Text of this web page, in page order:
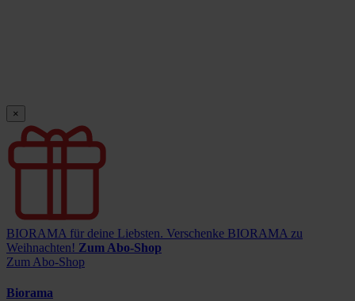
×
BIORAMA für deine Liebsten. Verschenke BIORAMA zu
Weihnachten! Zum Abo-Shop
Zum Abo-Shop
Biorama